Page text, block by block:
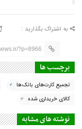
به اشتراک بگذارید :
?p=8966
برچسب ها
تجمیع کارت‌های بانک‌ها
کالای خریداری شده
نوشته های مشابه